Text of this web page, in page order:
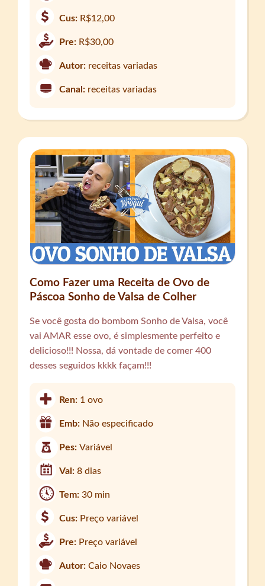
Cus: R$12,00
Pre: R$30,00
Autor: receitas variadas
Canal: receitas variadas
Como Fazer uma Receita de Ovo de
Páscoa Sonho de Valsa de Colher
Se você gosta do bombom Sonho de Valsa, você
vai AMAR esse ovo, é simplesmente perfeito e
delicioso!!! Nossa, dá vontade de comer 400
desses seguidos kkkk façam!!!
Ren: 1 ovo
Emb: Não especificado
Pes:Variável
Val:8 dias
Tem:30 min
Cus: Preço variável
Pre: Preço variável
Autor: Caio Novaes